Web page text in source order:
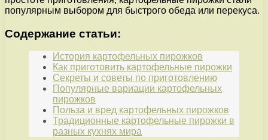
популярным выбором для быстрого обеда или перекуса.
Содержание статьи:
История картофельных пирожков
Как приготовить картофельные пирожки
Секреты и советы по приготовлению
Популярные вариации картофельных
пирожков
Польза и вред картофельных пирожков
Традиционные картофельные пирожки в
разных кухнях мира